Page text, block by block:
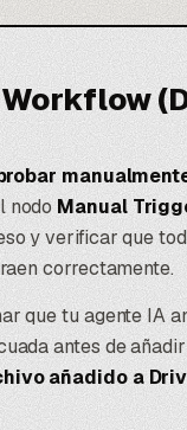
nodo Manual
y verificar que
correctamente.
que tu agente IA
antes de
añadido a